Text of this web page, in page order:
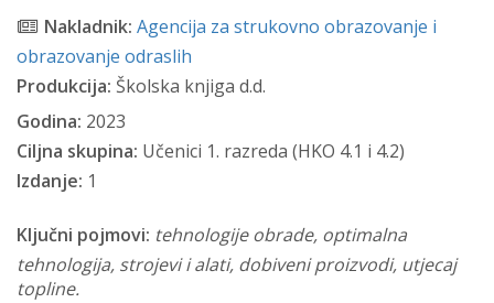
Nakladnik: Agencija za strukovno obrazovanje i
obrazovanje odraslih
Produkcija: Školska knjiga d.d.
Godina: 2023
Ciljna skupina: Učenici 1. razreda (HKO 4.1 i 4.2)
Izdanje: 1
Ključni pojmovi: tehnologije obrade, optimalna
tehnologija, strojevi i alati, dobiveni proizvodi, utjecaj
topline.